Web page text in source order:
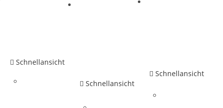
Schnellansicht
Schnellansicht
Schnellansicht